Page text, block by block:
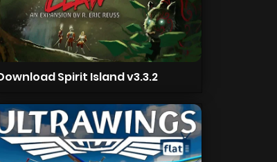
Spirit Island v3.3.2